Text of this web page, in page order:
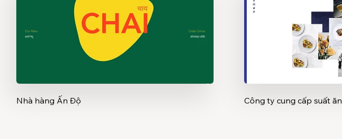
Nhà hàng Ấn Độ Công ty cung cấp suất ăn